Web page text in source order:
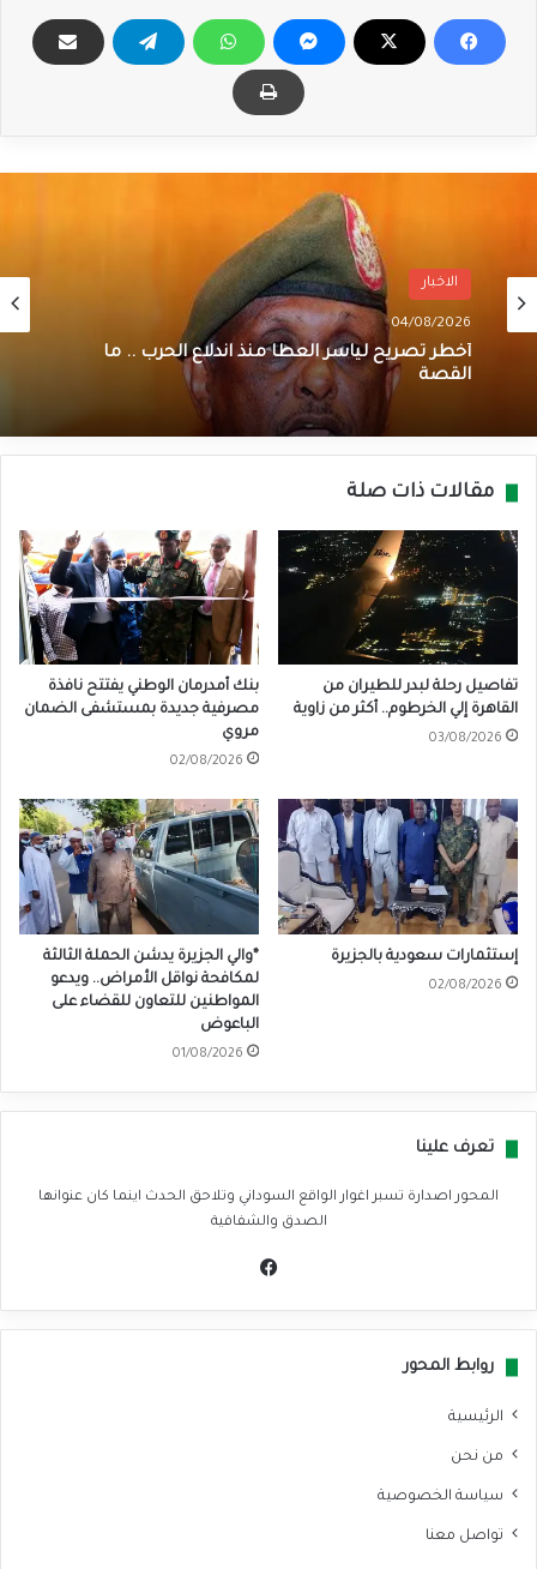
الاخبار
04/08/2026
أخطر تصريح لياسر العطا منذ اندلاع الحرب .. ما
القصة
مقالات ذات صلة
تفاصيل رحلة لبدر للطيران من
القاهرة إلي الخرطوم.. أكثر من زاوية
03/08/2026
بنك أمدرمان الوطني يفتتح نافذة
مصرفية جديدة بمستشفى الضمان
مروي
02/08/2026
إستثمارات سعودية بالجزيرة
02/08/2026
*والي الجزيرة يدشن الحملة الثالثة
لمكافحة نواقل الأمراض.. ويدعو
المواطنين للتعاون للقضاء على
الباعوض
01/08/2026
تعرف علينا
المحور اصدارة تسبر اغوار الواقع السوداني وتلاحق الحدث اينما كان عنوانها
الصدق والشفافية
روابط المحور
الرئيسية
من نحن
سياسة الخصوصية
تواصل معنا